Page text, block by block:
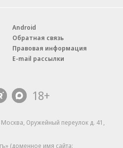
Android
Обратная связь
Правовая информация
E-mail рассылки
18+
Оружейный переулок д. 41,
(доменное имя сайта: